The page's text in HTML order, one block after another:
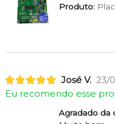
Produto:
José V. 23/
Eu recomendo esse
Agradado da